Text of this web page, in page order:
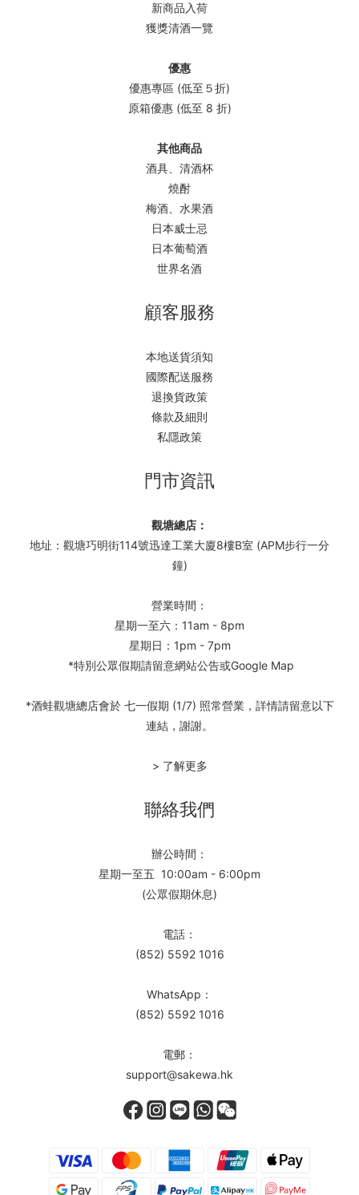
新商品入荷
獲獎清酒一覽
優惠
優惠專區 (低至５折)
原箱優惠 (低至 8 折)
其他商品
酒具、清酒杯
燒酎
梅酒、水果酒
日本威士忌
日本葡萄酒
世界名酒
顧客服務
本地送貨須知
國際配送服務
退換貨政策
條款及細則
私隱政策
門市資訊
觀塘總店：
地址：觀塘巧明街114號迅達工業大廈8樓B室 (APM步行一分
鐘)
營業時間：
星期一至六：11am - 8pm
星期日：1pm - 7pm
*特別公眾假期請留意網站公告或Google Map
*酒蛙觀塘總店會於 七一假期 (1/7) 照常營業，詳情請留意以下
連結，謝謝。
> 了解更多
聯絡我們
辦公時間：
星期一至五 10:00am - 6:00pm
(公眾假期休息)
電話：
(852) 5592 1016
WhatsApp：
(852) 5592 1016
電郵：
support@sakewa.hk